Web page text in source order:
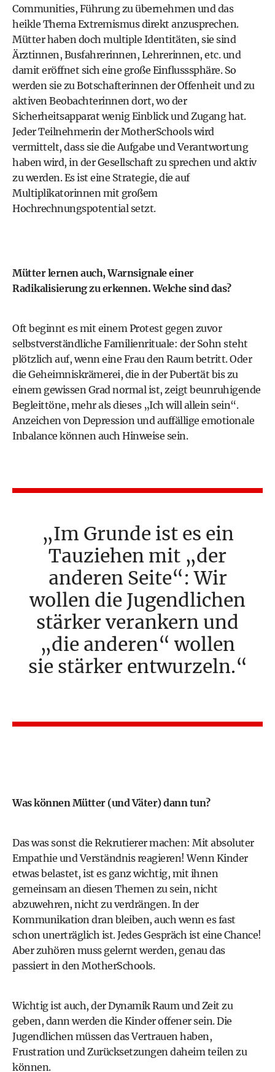
Communities, Führung zu übernehmen und das
heikle Thema Extremismus direkt anzusprechen.
Mütter haben doch multiple Identitäten, sie sind
Ärztinnen, Busfahrerinnen, Lehrerinnen, etc. und
damit eröffnet sich eine große Einflusssphäre. So
werden sie zu Botschafterinnen der Offenheit und zu
aktiven Beobachterinnen dort, wo der
Sicherheitsapparat wenig Einblick und Zugang hat.
Jeder Teilnehmerin der MotherSchools wird
vermittelt, dass sie die Aufgabe und Verantwortung
haben wird, in der Gesellschaft zu sprechen und aktiv
zu werden. Es ist eine Strategie, die auf
Multiplikatorinnen mit großem
Hochrechnungspotential setzt.
Mütter lernen auch, Warnsignale einer
Radikalisierung zu erkennen. Welche sind das?
Oft beginnt es mit einem Protest gegen zuvor
selbstverständliche Familienrituale: der Sohn steht
plötzlich auf, wenn eine Frau den Raum betritt. Oder
die Geheimniskrämerei, die in der Pubertät bis zu
einem gewissen Grad normal ist, zeigt beunruhigende
Begleittöne, mehr als dieses „Ich will allein sein“.
Anzeichen von Depression und auffällige emotionale
Inbalance können auch Hinweise sein.
Im Grunde ist es ein
Tauziehen mit „der
anderen Seite“: Wir
wollen die Jugendlichen
stärker verankern und
„die anderen“ wollen
sie stärker entwurzeln.
Was können Mütter (und Väter) dann tun?
Das was sonst die Rekrutierer machen: Mit absoluter
Empathie und Verständnis reagieren! Wenn Kinder
etwas belastet, ist es ganz wichtig, mit ihnen
gemeinsam an diesen Themen zu sein, nicht
abzuwehren, nicht zu verdrängen. In der
Kommunikation dran bleiben, auch wenn es fast
schon unerträglich ist. Jedes Gespräch ist eine Chance!
Aber zuhören muss gelernt werden, genau das
passiert in den MotherSchools.
Wichtig ist auch, der Dynamik Raum und Zeit zu
geben, dann werden die Kinder offener sein. Die
Jugendlichen müssen das Vertrauen haben,
Frustration und Zurücksetzungen daheim teilen zu
können.